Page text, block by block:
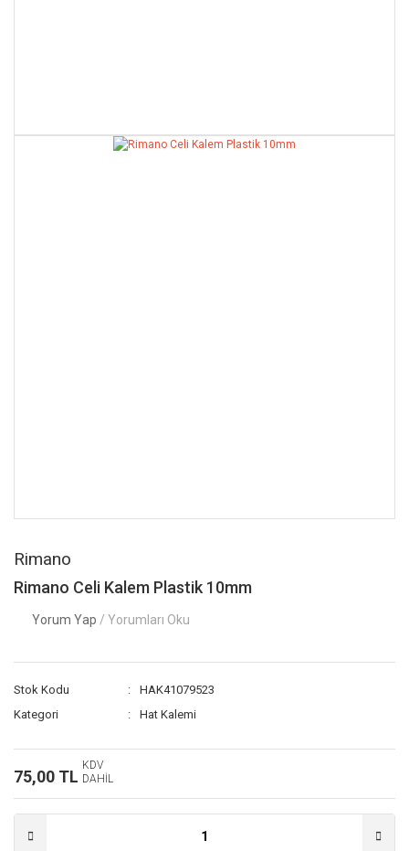
Rimano
Rimano Celi Kalem Plastik 10mm
Yorum Yap / Yorumları Oku
Stok Kodu
HAK41079523
Kategori
Hat Kalemi
75,00 TL
KDV
DAHİL